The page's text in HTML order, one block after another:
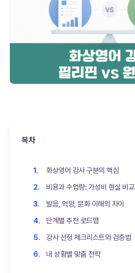
목차
화상영어 강사 구분의 핵심
비용과 수업량: 가성비 현실 비교
발음, 억양, 문화 이해의 차이
단계별 추천 로드맵
강사 선정 체크리스트와 검증법
내 상황별 맞춤 전략